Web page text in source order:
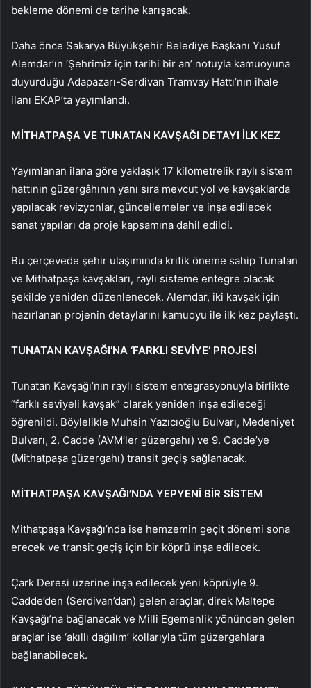
bekleme dönemi de tarihe karışacak.
Daha önce Sakarya Büyükşehir Belediye Başkanı Yusuf
Alemdar’ın ‘Şehrimiz için tarihi bir an’ notuyla kamuoyuna
duyurduğu Adapazarı-Serdivan Tramvay Hattı’nın ihale
ilanı EKAP’ta yayımlandı.
MİTHATPAŞA VE TUNATAN KAVŞAĞI DETAYI İLK KEZ
Yayımlanan ilana göre yaklaşık 17 kilometrelik raylı sistem
hattının güzergâhının yanı sıra mevcut yol ve kavşaklarda
yapılacak revizyonlar, güncellemeler ve inşa edilecek
sanat yapıları da proje kapsamına dahil edildi.
Bu çerçevede şehir ulaşımında kritik öneme sahip Tunatan
ve Mithatpaşa kavşakları, raylı sisteme entegre olacak
şekilde yeniden düzenlenecek. Alemdar, iki kavşak için
hazırlanan projenin detaylarını kamuoyu ile ilk kez paylaştı.
TUNATAN KAVŞAĞI’NA ‘FARKLI SEVİYE’ PROJESİ
Tunatan Kavşağı’nın raylı sistem entegrasyonuyla birlikte
“farklı seviyeli kavşak” olarak yeniden inşa edileceği
öğrenildi. Böylelikle Muhsin Yazıcıoğlu Bulvarı, Medeniyet
Bulvarı, 2. Cadde (AVM’ler güzergahı) ve 9. Cadde’ye
(Mithatpaşa güzergahı) transit geçiş sağlanacak.
MİTHATPAŞA KAVŞAĞI’NDA YEPYENİ BİR SİSTEM
Mithatpaşa Kavşağı’nda ise hemzemin geçit dönemi sona
erecek ve transit geçiş için bir köprü inşa edilecek.
Çark Deresi üzerine inşa edilecek yeni köprüyle 9.
Cadde’den (Serdivan’dan) gelen araçlar, direk Maltepe
Kavşağı’na bağlanacak ve Milli Egemenlik yönünden gelen
araçlar ise ‘akıllı dağılım’ kollarıyla tüm güzergahlara
bağlanabilecek.